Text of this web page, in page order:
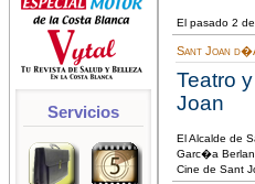
Servicios
El pasado 2
Sant Joan
Teatro
Joan
El Alcalde de
Garc�a
Cine de Sant